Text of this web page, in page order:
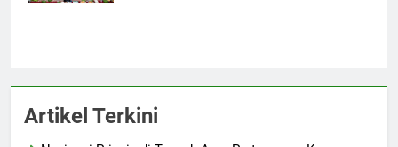
Artikel Terkini